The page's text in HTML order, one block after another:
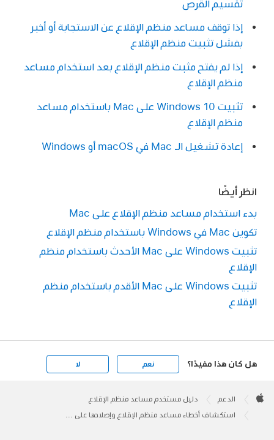
تقسيم القرص
إذا توقف مساعد منظم الإقلاع عن الاستجابة أو أخبر
بفشل تثبيت منظم الإقلاع
إذا لم يفتح مثبت منظم الإقلاع بعد استخدام مساعد
منظم الإقلاع
تثبيت Windows 10 على Mac باستخدام مساعد
منظم الإقلاع
إعادة تشغيل الـ Mac في macOS أو Windows
انظر أيضًا
بدء استخدام مساعد منظم الإقلاع على Mac
تكوين Mac في Windows باستخدام منظم الإقلاع
تثبيت Windows على Mac الأحدث باستخدام منظم
الإقلاع
تثبيت Windows على Mac الأقدم باستخدام منظم
الإقلاع
هل كان هذا مفيدًا؟ نعم لا
Footer

الدعم دليل مستخدم مساعد منظم الإقلاع